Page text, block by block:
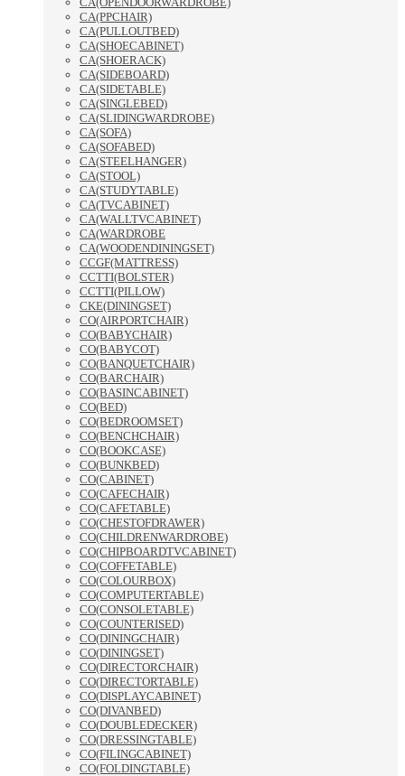
CA(PPCHAIR)
CA(PULLOUTBED)
CA(SHOECABINET)
CA(SHOERACK)
CA(SIDEBOARD)
CA(SIDETABLE)
CA(SINGLEBED)
CA(SLIDINGWARDROBE)
CA(SOFA)
CA(SOFABED)
CA(STEELHANGER)
CA(STOOL)
CA(STUDYTABLE)
CA(TVCABINET)
CA(WALLTVCABINET)
CA(WARDROBE
CA(WOODENDININGSET)
CCGF(MATTRESS)
CCTTI(BOLSTER)
CCTTI(PILLOW)
CKE(DININGSET)
CO(AIRPORTCHAIR)
CO(BABYCHAIR)
CO(BABYCOT)
CO(BANQUETCHAIR)
CO(BARCHAIR)
CO(BASINCABINET)
CO(BED)
CO(BEDROOMSET)
CO(BENCHCHAIR)
CO(BOOKCASE)
CO(BUNKBED)
CO(CABINET)
CO(CAFECHAIR)
CO(CAFETABLE)
CO(CHESTOFDRAWER)
CO(CHILDRENWARDROBE)
CO(CHIPBOARDTVCABINET)
CO(COFFETABLE)
CO(COLOURBOX)
CO(COMPUTERTABLE)
CO(CONSOLETABLE)
CO(COUNTERISED)
CO(DININGCHAIR)
CO(DININGSET)
CO(DIRECTORCHAIR)
CO(DIRECTORTABLE)
CO(DISPLAYCABINET)
CO(DIVANBED)
CO(DOUBLEDECKER)
CO(DRESSINGTABLE)
CO(FILINGCABINET)
CO(FOLDINGTABLE)